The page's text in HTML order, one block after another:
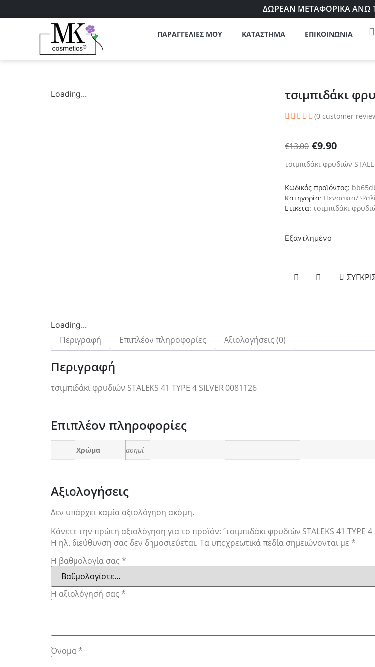
ΔΩΡΕΑΝ ΜΕΤΑΦΟΡΙΚΑ ΑΝΩ
ΠΑΡΑΓΓΕΛΙΕΣ ΜΟΥ ΚΑΤΑΣΤΗΜΑ ΕΠΙΚΟΙΝΩΝΙΑ
Loading... τσιμπιδάκι
(0 customer
€13.00 €9.90
τσιμπιδάκι φρυδιών
Κωδικός προϊόντος:
Κατηγορία: Πενσάκια/
Ετικέτα: τσιμπιδάκι
Εξαντλημένο
Loading...
Περιγραφή Επιπλέον πληροφορίες Αξιολογήσεις (0)
Περιγραφή
τσιμπιδάκι φρυδιών STALEKS 41 TYPE 4 SILVER 0081126
Επιπλέον πληροφορίες
Χρώμα ασημί
Αξιολογήσεις
Δεν υπάρχει καμία αξιολόγηση ακόμη.
Κάνετε την πρώτη αξιολόγηση για το προϊόν: “τσιμπιδάκι φρυδιών STALEKS 41 TYPE 4
Η ηλ. διεύθυνση σας δεν δημοσιεύεται. Τα υποχρεωτικά πεδία σημειώνονται με *
Η βαθμολογία σας *
Η αξιολόγησή σας *
Όνομα *